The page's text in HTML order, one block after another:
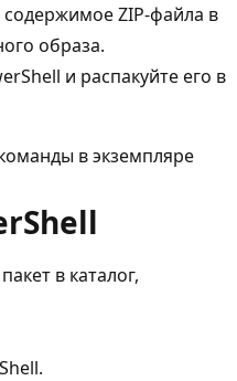
ZIP-файла в
образа.
и распакуйте его в
в экземпляре
в каталог,